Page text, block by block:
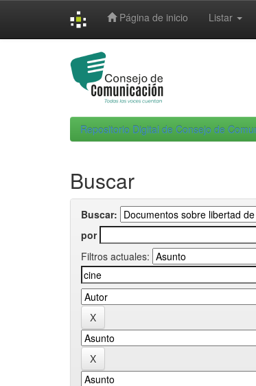
Página de inicio Listar
Repositorio Digital de Consejo de
Buscar
Buscar:
por
Filtros actuales: